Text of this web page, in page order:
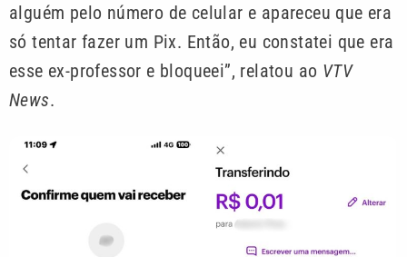
alguém pelo número de celular e apareceu que era
só tentar fazer um Pix. Então, eu constatei que era
esse ex-professor e bloqueei”, relatou ao VTV
News.